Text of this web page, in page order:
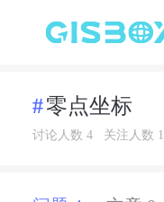
零点坐标
讨论人数 4 关注人数 1